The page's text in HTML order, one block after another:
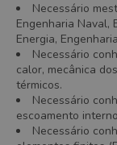
Necessário
Engenharia Naval,
Energia,
Necessário
calor, mecânica
térmicos.
Necessário
escoamento
Necessário